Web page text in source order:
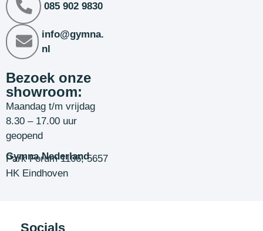
085 902 9830
info@gymna.
nl
Bezoek onze
showroom:
Maandag t/m vrijdag
8.30 – 17.00 uur
geopend
Gymna Nederland
Park Forum 1106, 5657
HK Eindhoven
Socials